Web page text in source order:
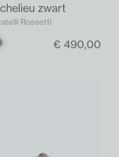
zwart
Rossetti
€ 490,00